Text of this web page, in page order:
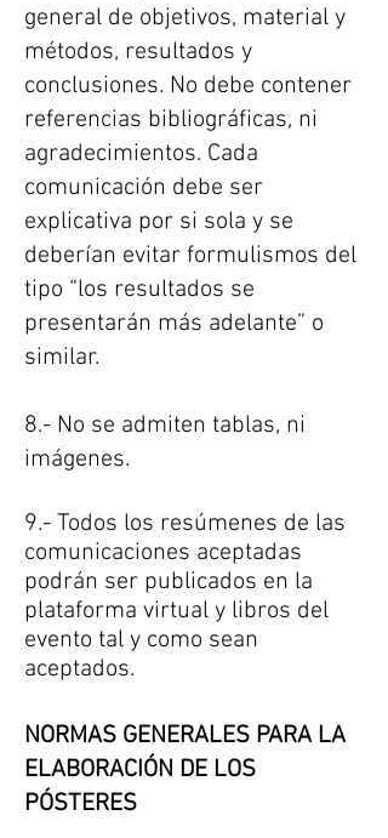
general de objetivos, material y
métodos, resultados y
conclusiones. No debe contener
referencias bibliográficas, ni
agradecimientos. Cada
comunicación debe ser
explicativa por si sola y se
deberían evitar formulismos del
tipo “los resultados se
presentarán más adelante” o
similar.
8.- No se admiten tablas, ni
imágenes.
9.- Todos los resúmenes de las
comunicaciones aceptadas
podrán ser publicados en la
plataforma virtual y libros del
evento tal y como sean
aceptados.
NORMAS GENERALES PARA LA
ELABORACIÓN DE LOS
PÓSTERES